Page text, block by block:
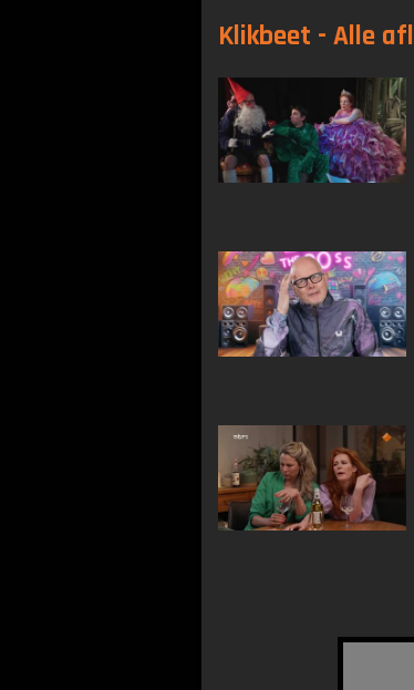
Klikbeet - Alle